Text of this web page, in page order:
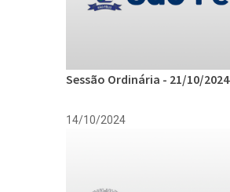
Sessão Ordinária - 21/10/2024
14/10/2024